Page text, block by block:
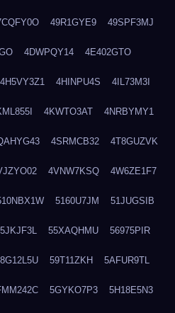
49R1GYE9 49SPF3MJ
4DWPQY14 4E402GTO
4H5VY3Z1 4HINPU4S 4IL73M3I
4KWTO3AT 4NRBYMY1
4SRMCB32 4T8GUZVK
4VNW7KSQ 4W6ZE1F7
5160U7JM 51JUGSIB
55XAQHMU 56975PIR
59T11ZKH 5AFUR9TL
5GYKO7P3 5H18E5N3